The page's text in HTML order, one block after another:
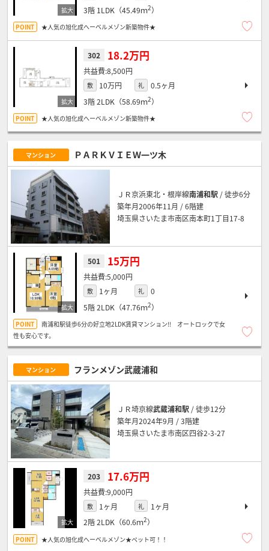
3階 1LDK（45.49ｍ2）
★人気の旭化成へーベルメゾン新築物件★
302 18.2万円
8,500円
敷 10万円 礼
0.5ヶ月
3階2LDK（58.69ｍ2）
★人気の旭化成へーベルメゾン新築物件★
マンション ＰＡＲＫＶＩＥＷ一ツ木
ＪＲ京浜東北・根岸線南浦和駅 / 徒歩6分
築年月2006年11月 / 6階建
埼玉県さいたま市南区南本町1丁目17-8
501 15万円
5,000円
敷 1ヶ月 礼
0
5階2LDK（47.76ｍ2）
南浦和駅徒歩6分の好立地2LDK賃貸マンション!! オートロックで女
性も安心です。
マンション フランメゾン武蔵浦和
ＪＲ埼京線武蔵浦和駅 / 徒歩12分
築年月2024年9月 / 3階建
埼玉県さいたま市南区四谷2-3-27
203 17.6万円
9,000円
敷 1ヶ月 礼
1ヶ月
2階2LDK（60.6ｍ2）
★人気の旭化成へーベルメゾン★ペット可！！